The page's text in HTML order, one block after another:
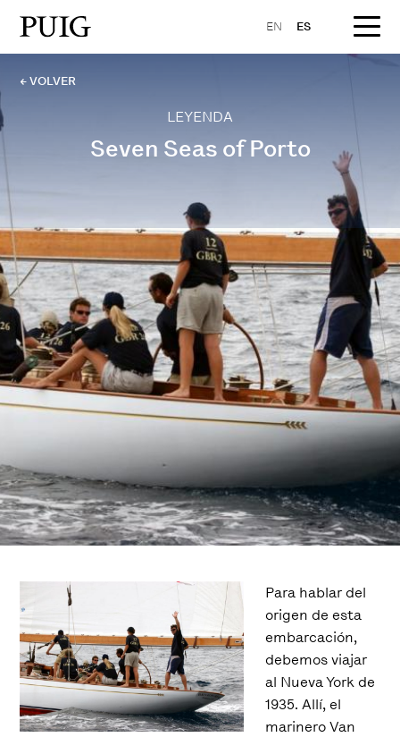
EN ES
← VOLVER
LEYENDA
Seven Seas of Porto
Para hablar del
origen de esta
embarcación,
debemos viajar
al Nueva York de
1935. Allí, el
marinero Van